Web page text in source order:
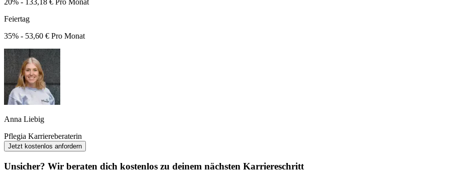
Feiertag
35% - 53,60 € Pro Monat
Anna Liebig
Pflegia Karriereberaterin
Jetzt kostenlos anfordern
Unsicher? Wir beraten dich kostenlos zu deinem nächsten Karriereschritt